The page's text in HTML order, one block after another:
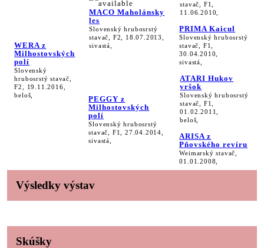
WERA z
Milhostovských
polí
Slovenský
hrubosrstý stavač,
F2, 19.11.2016,
beloš,
MACO Maholánsky
les
Slovenský hrubosrstý
stavač, F2, 18.07.2013,
sivastá,
stavač, F1,
11.06.2010,
PRIMA Kaicul
Slovenský hrubosrstý
stavač, F1,
30.04.2010,
sivastá,
PEGGY z
Milhostovských
polí
Slovenský hrubosrstý
stavač, F1, 27.04.2014,
sivastá,
ATARI Hukov
vršok
Slovenský hrubosrstý
stavač, F1,
01.02.2011,
beloš,
ARISA z
Pňovského revíru
Weimarský stavač,
01.01.2008,
Výsledky výstav
Skúšky